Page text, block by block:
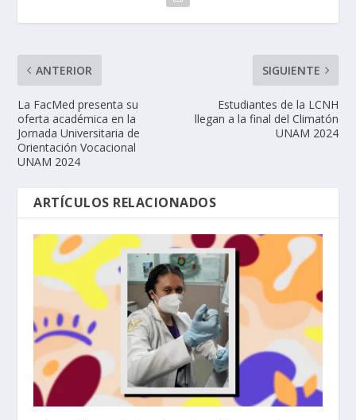
ANTERIOR
La FacMed presenta su
oferta académica en la
Jornada Universitaria de
Orientación Vocacional
UNAM 2024
SIGUIENTE
Estudiantes de la LCNH
llegan a la final del Climatón
UNAM 2024
ARTÍCULOS RELACIONADOS